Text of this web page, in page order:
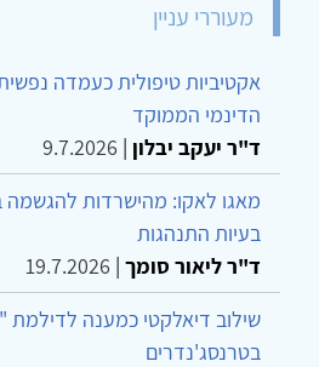
מעוררי עניין
אקטיביות טיפולית כעמדה
הדינמי הממוקד
ד"ר יעקב יבלון |
9.7.2026
מאגו לאקו: מהישרדות להגשמה
בעיות התנהגות
ד"ר ליאור סומך |
19.7.2026
שילוב דיאלקטי כמענה
בטרנסג'נדרים